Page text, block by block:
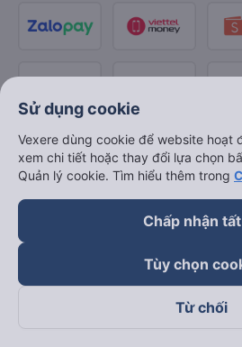
Sử dụng cookie
Vexere dùng cookie để website hoạt
xem chi tiết hoặc thay đổi lựa chọn
Quản lý cookie. Tìm hiểu thêm trong
Chấp nhận
Tùy chọn
Từ chối